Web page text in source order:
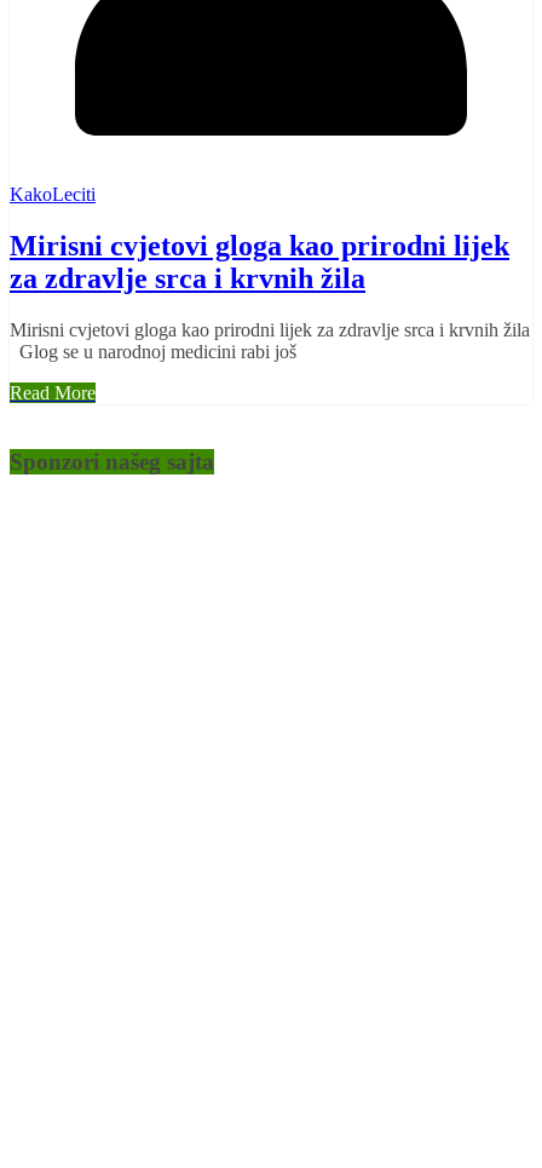
KakoLeciti
Mirisni cvjetovi gloga kao prirodni lijek
za zdravlje srca i krvnih žila
Mirisni cvjetovi gloga kao prirodni lijek za zdravlje srca i krvnih žila
Glog se u narodnoj medicini rabi još
Read More
Sponzori našeg sajta